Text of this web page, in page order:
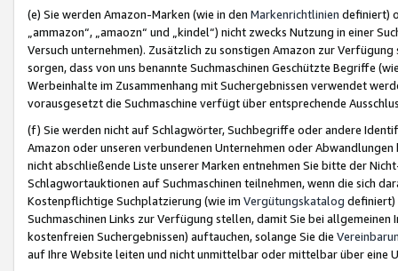
(e) Sie werden Amazon-Marken (wie in den Markenrichtlinien definiert)
„ammazon“, „amaozn“ und „kindel“) nicht zwecks Nutzung in einer
Versuch unternehmen). Zusätzlich zu sonstigen Amazon zur
sorgen, dass von uns benannte Suchmaschinen Geschützte Begriffe
Werbeinhalte im Zusammenhang mit Suchergebnissen verwendet
vorausgesetzt die Suchmaschine verfügt über entsprechende
(f) Sie werden nicht auf Schlagwörter, Suchbegriffe oder andere
Amazon oder unseren verbundenen Unternehmen oder
nicht abschließende Liste unserer Marken entnehmen Sie bitte der
Schlagwortauktionen auf Suchmaschinen teilnehmen, wenn die sich
Kostenpflichtige Suchplatzierung (wie im Vergütungskatalog definiert)
Suchmaschinen Links zur Verfügung stellen, damit Sie bei
kostenfreien Suchergebnissen) auftauchen, solange Sie die
auf Ihre Website leiten und nicht unmittelbar oder mittelbar über eine